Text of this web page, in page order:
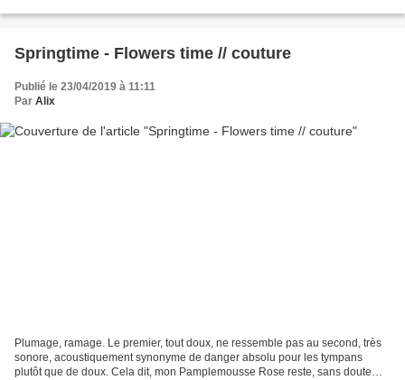
Springtime - Flowers time // couture
Publié le 23/04/2019 à 11:11
Par Alix
Plumage, ramage. Le premier, tout doux, ne ressemble pas au second, très
sonore, acoustiquement synonyme de danger absolu pour les tympans
plutôt que de doux. Cela dit, mon Pamplemousse Rose reste, sans doute